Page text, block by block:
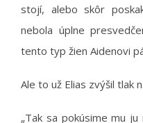
stojí, alebo skôr
nebola úplne
tento typ žien Aidenovi
Ale to už Elias zvýšil tlak
„Tak sa pokúsime mu ju